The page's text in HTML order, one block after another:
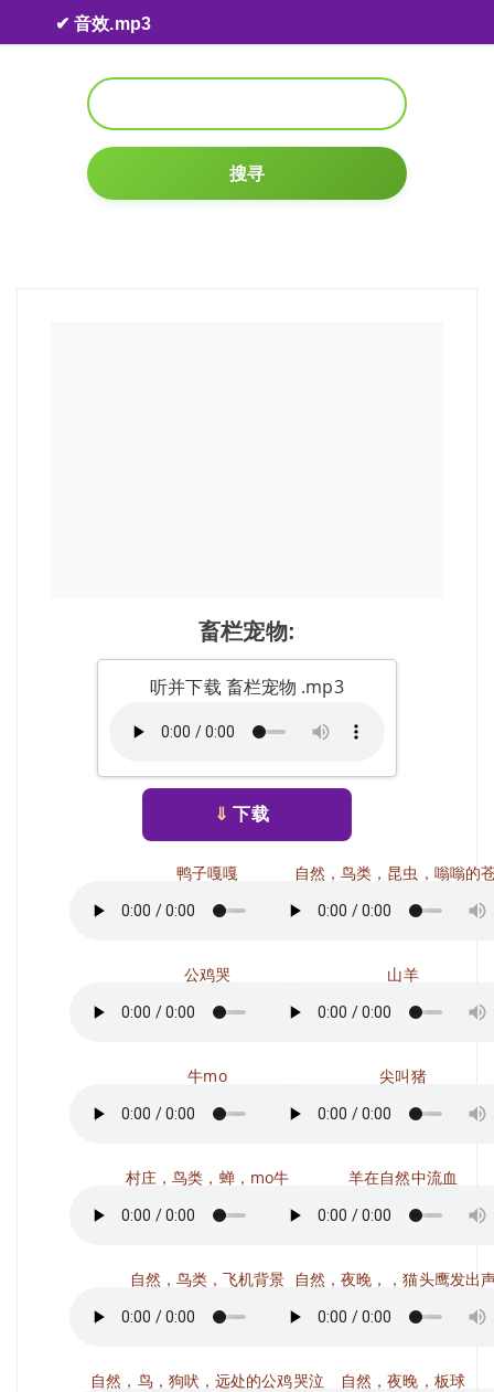
Skip to content
✔ 音效.mp3
搜寻
畜栏宠物:
听并下载 畜栏宠物 .mp3
⇓ 下载
鸭子嘎嘎
公鸡哭
牛mo
村庄，鸟类，蝉，mo牛
自然，鸟类，飞机背景
自然，鸟，狗吠，远处的公鸡哭泣
自然，鸟类，昆虫，嗡嗡的
山羊
尖叫猪
羊在自然中流血
自然，夜晚，，猫头鹰发出
自然，夜晚，板球